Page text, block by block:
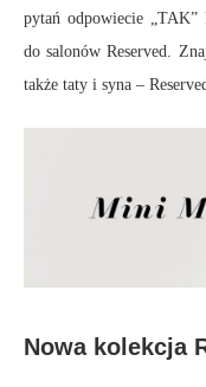
pytań odpowiecie
do salonów Reserved.
także taty i syna –
Nowa kolekcja